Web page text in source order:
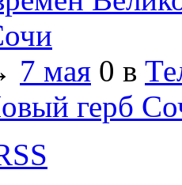
7 мая 0 в
герб